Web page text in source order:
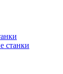
станки